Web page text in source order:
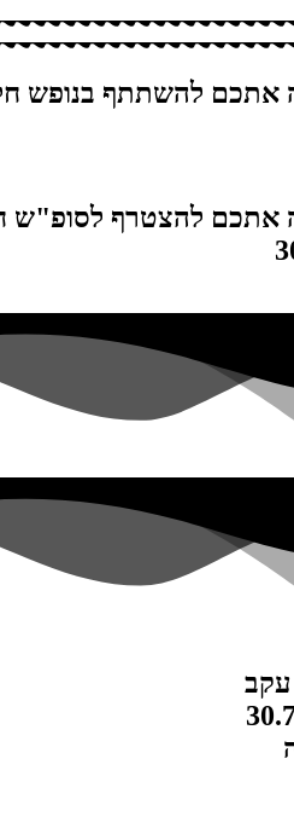
להשתתף בנופש חלומי! שישי
אתכם להצטרף לסופ"ש